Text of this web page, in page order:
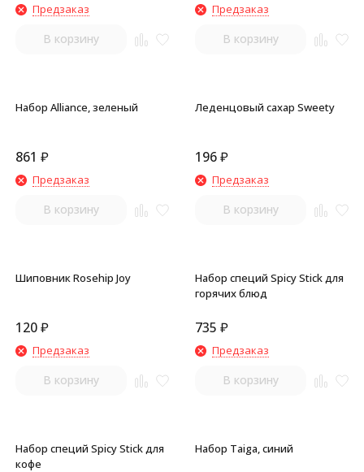
Предзаказ
В корзину
Предзаказ
В корзину
Набор Alliance, зеленый
861 ₽
Предзаказ
В корзину
Леденцовый сахар Sweety
196₽
Предзаказ
В корзину
Шиповник Rosehip Joy
120₽
Предзаказ
В корзину
Набор специй Spicy Stick для
горячих блюд
735 ₽
Предзаказ
В корзину
Набор специй Spicy Stick для
кофе
Набор Taiga, синий